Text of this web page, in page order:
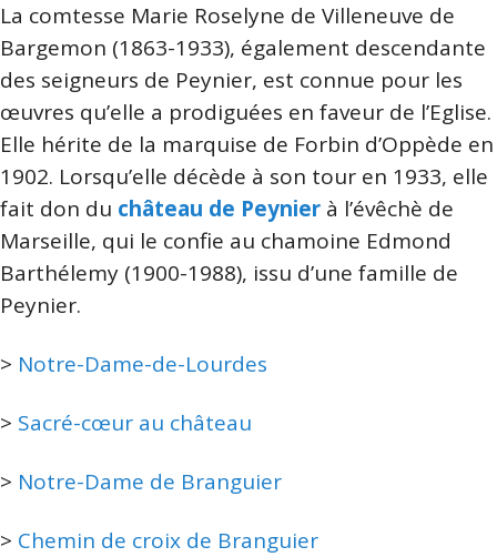
La comtesse Marie Roselyne de Villeneuve de
Bargemon (1863-1933), également descendante
des seigneurs de Peynier, est connue pour les
œuvres qu’elle a prodiguées en faveur de l’Eglise.
Elle hérite de la marquise de Forbin d’Oppède en
1902. Lorsqu’elle décède à son tour en 1933, elle
fait don du château de Peynier à l’évêchè de
Marseille, qui le confie au chamoine Edmond
Barthélemy (1900-1988), issu d’une famille de
Peynier.
> Notre-Dame-de-Lourdes
> Sacré-cœur au château
> Notre-Dame de Branguier
> Chemin de croix de Branguier